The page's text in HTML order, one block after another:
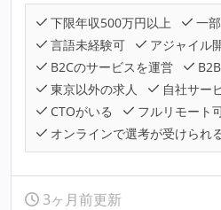
下限年収500万円以上
一
言語未経験可
アジャイル
B2Cのサービスを運営
東京以外の求人
自社サー
CTOがいる
フルリモート
オンラインで選考が受けられ
3ヶ月前更新